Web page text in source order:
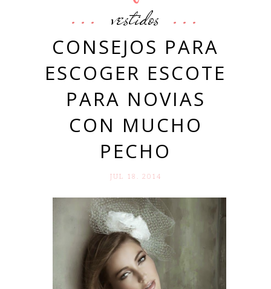
vestidos
CONSEJOS PARA
ESCOGER ESCOTE
PARA NOVIAS
CON MUCHO
PECHO
JUL 18. 2014